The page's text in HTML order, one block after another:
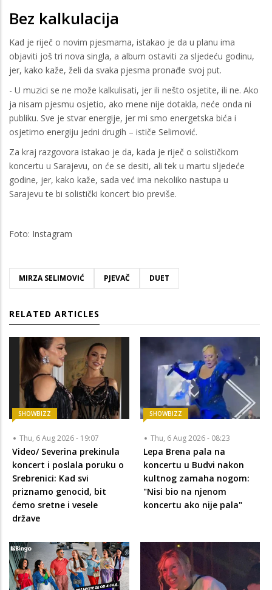
Bez kalkulacija
Kad je riječ o novim pjesmama, istakao je da u planu ima
objaviti još tri nova singla, a album ostaviti za sljedeću godinu,
jer, kako kaže, želi da svaka pjesma pronađe svoj put.
- U muzici se ne može kalkulisati, jer ili nešto osjetite, ili ne. Ako
ja nisam pjesmu osjetio, ako mene nije dotakla, neće onda ni
publiku. Sve je stvar energije, jer mi smo energetska bića i
osjetimo energiju jedni drugih – ističe Selimović.
Za kraj razgovora istakao je da, kada je riječ o solističkom
koncertu u Sarajevu, on će se desiti, ali tek u martu sljedeće
godine, jer, kako kaže, sada već ima nekoliko nastupa u
Sarajevu te bi solistički koncert bio previše.
Foto: Instagram
MIRZA SELIMOVIĆ PJEVAČ DUET
RELATED ARTICLES
SHOWBIZZ
Thu, 6 Aug 2026 - 19:07
Video/ Severina prekinula
koncert i poslala poruku o
Srebrenici: Kad svi
priznamo genocid, bit
ćemo sretne i vesele
države
SHOWBIZZ
Thu, 6 Aug 2026 - 08:23
Lepa Brena pala na
koncertu u Budvi nakon
kultnog zamaha nogom:
"Nisi bio na njenom
koncertu ako nije pala"